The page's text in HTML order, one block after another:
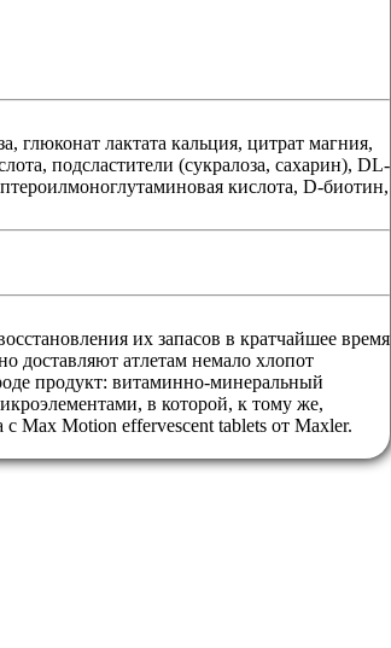
глюконат лактата кальция, цитрат магния,
подсластители (сукралоза, сахарин), DL-
кислота, D-биотин,
их запасов в кратчайшее время
доставляют атлетам немало хлопот
продукт: витаминно-минеральный
в которой, к тому же,
Max Motion effervescent tablets от Maxler.